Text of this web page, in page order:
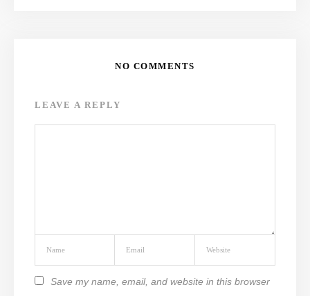
NO COMMENTS
LEAVE A REPLY
Save my name, email, and website in this browser